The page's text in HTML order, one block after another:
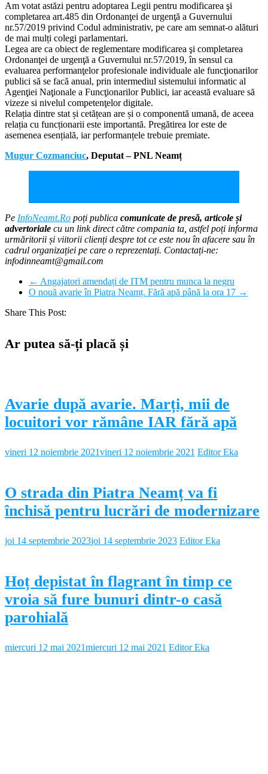
Am votat astăzi pentru adoptarea Legii pentru modificarea şi
completarea art.485 din Ordonanţei de urgenţă a Guvernului
nr.57/2019 privind Codul administrativ, pe care am semnat-o alături
de mai mulți colegi parlamentari.
Legea are ca obiect de reglementare modificarea şi completarea
Ordonanţei de urgenţă a Guvernului nr.57/2019, în sensul ca
evaluarea performanţelor profesionale individuale ale funcţionarilor
publici să se facă anual, prin intermediul sistemului informatic al
Agenţiei Naţionale a Funcţionarilor Publici, iar această evaluare să
vizeze si nivelul competenţelor digitale.
Relația dintre stat și cetățean are și o componentă umană, de aceea
relația cu funcționarii este importantă. Pregătirea lor este de
asemenea esențială, iar performanțele trebuie premiate.
Mugur Cozmanciuc, Deputat – PNL Neamț
Pe InfoNeamt.Ro poți publica comunicate de presă, articole și
advertoriale cu un link direct către compania ta, astfel poți informa
urmăritorii și viitorii clienți despre tot ce este nou în afacere sau în
cadrul organizației pe care o reprezentați. Contactați-ne:
infodinneamt@gmail.com
← Angajatori amendați de ITM pentru munca la negru
O nouă avarie în Piatra Neamț. Fără apă până la ora 17 →
Share This Post:
Ar putea să-ți placă și
Avarie după avarie. Marți, mii de
locuitori vor rămâne IAR fără apă
vineri 12 noiembrie 2021vineri 12 noiembrie 2021 Editor Eka
O strada din Piatra Neamț va fi
închisă pentru lucrări de modernizare
joi 14 septembrie 2023joi 14 septembrie 2023 Editor Eka
Hoț depistat în flagrant în timp ce
vroia să fure bunuri dintr-o casă
parohială
miercuri 12 mai 2021miercuri 12 mai 2021 Editor Eka